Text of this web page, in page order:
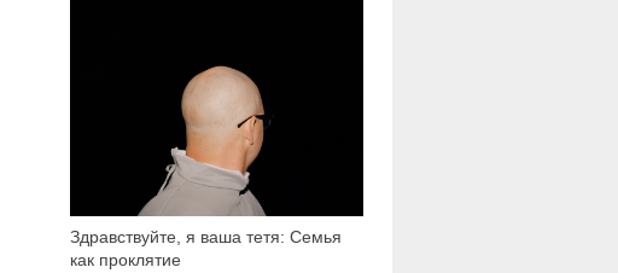
Здравствуйте, я ваша тетя: Семья
как проклятие